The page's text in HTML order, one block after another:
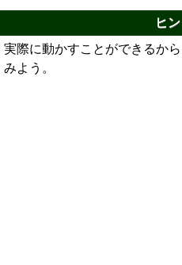
ヒ
実際に動かすことができるか
みよう。